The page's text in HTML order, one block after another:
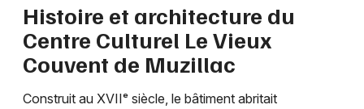
Sorties famille
Expos
Sorties & loisirs
Toutes les villes
Histoire et architecture du
Centre Culturel Le Vieux
Couvent de Muzillac
Construit au XVIIᵉ siècle, le bâtiment abritait